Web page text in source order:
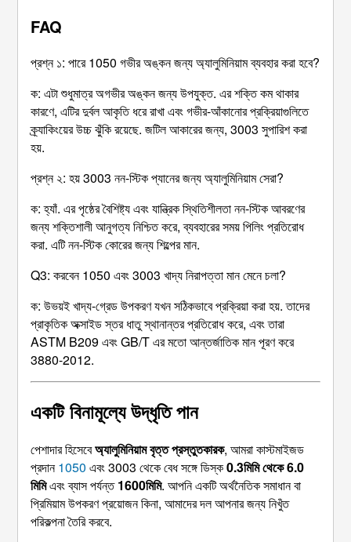
FAQ
প্রশ্ন ১: পারে 1050 গভীর অঙ্কন জন্য অ্যালুমিনিয়াম ব্যবহার করা হবে?
ক: এটা শুধুমাত্র অগভীর অঙ্কন জন্য উপযুক্ত. এর শক্তি কম থাকার
কারণে, এটির দুর্বল আকৃতি ধরে রাখা এবং গভীর-আঁকানোর প্রক্রিয়াগুলিতে
ক্র্যাকিংয়ের উচ্চ ঝুঁকি রয়েছে. জটিল আকারের জন্য, 3003 সুপারিশ করা
হয়.
প্রশ্ন ২: হয় 3003 নন-স্টিক প্যানের জন্য অ্যালুমিনিয়াম সেরা?
ক: হ্যাঁ. এর পৃষ্ঠের বৈশিষ্ট্য এবং যান্ত্রিক স্থিতিশীলতা নন-স্টিক আবরণের
জন্য শক্তিশালী আনুগত্য নিশ্চিত করে, ব্যবহারের সময় পিলিং প্রতিরোধ
করা. এটি নন-স্টিক কোরের জন্য শিল্পের মান.
Q3: করবেন 1050 এবং 3003 খাদ্য নিরাপত্তা মান মেনে চলা?
ক: উভয়ই খাদ্য-গ্রেড উপকরণ যখন সঠিকভাবে প্রক্রিয়া করা হয়. তাদের
প্রাকৃতিক অক্সাইড স্তর ধাতু স্থানান্তর প্রতিরোধ করে, এবং তারা
ASTM B209 এবং GB/T এর মতো আন্তর্জাতিক মান পূরণ করে
3880-2012.
একটি বিনামূল্যে উদ্ধৃতি পান
পেশাদার হিসেবেঅ্যালুমিনিয়াম বৃত্ত প্রস্তুতকারক, আমরা কাস্টমাইজড
প্রদান1050 এবং 3003 থেকে বেধ সঙ্গে ডিস্ক0.3মিমি থেকে 6.0
মিমিএবং ব্যাস পর্যন্ত1600মিমি. আপনি একটি অর্থনৈতিক সমাধান বা
প্রিমিয়াম উপকরণ প্রয়োজন কিনা, আমাদের দল আপনার জন্য নিখুঁত
পরিকল্পনা তৈরি করবে.